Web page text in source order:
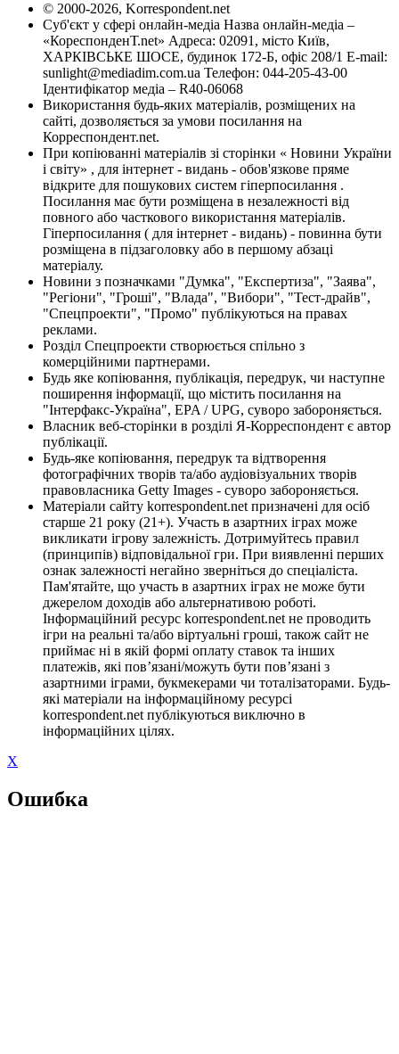
© 2000-2026, Korrespondent.net
Суб'єкт у сфері онлайн-медіа Назва онлайн-медіа –
«КореспонденТ.net» Адреса: 02091, місто Київ,
ХАРКІВСЬКЕ ШОСЕ, будинок 172-Б, офіс 208/1 E-mail:
sunlight@mediadim.com.ua Телефон: 044-205-43-00
Ідентифікатор медіа – R40-06068
Використання будь-яких матеріалів, розміщених на
сайті, дозволяється за умови посилання на
Корреспондент.net.
При копіюванні матеріалів зі сторінки « Новини України
і світу» , для інтернет - видань - обов'язкове пряме
відкрите для пошукових систем гіперпосилання .
Посилання має бути розміщена в незалежності від
повного або часткового використання матеріалів.
Гіперпосилання ( для інтернет - видань) - повинна бути
розміщена в підзаголовку або в першому абзаці
матеріалу.
Новини з позначками "Думка", "Експертиза", "Заява",
"Регіони", "Гроші", "Влада", "Вибори", "Тест-драйв",
"Спецпроекти", "Промо" публікуються на правах
реклами.
Розділ Спецпроекти створюється спільно з
комерційними партнерами.
Будь яке копіювання, публікація, передрук, чи наступне
поширення інформації, що містить посилання на
"Інтерфакс-Україна", EPA / UPG, суворо забороняється.
Власник веб-сторінки в розділі Я-Корреспондент є автор
публікації.
Будь-яке копіювання, передрук та відтворення
фотографічних творів та/або аудіовізуальних творів
правовласника Getty Images - суворо забороняється.
Матеріали сайту korrespondent.net призначені для осіб
старше 21 року (21+). Участь в азартних іграх може
викликати ігрову залежність. Дотримуйтесь правил
(принципів) відповідальної гри. При виявленні перших
ознак залежності негайно зверніться до спеціаліста.
Пам'ятайте, що участь в азартних іграх не може бути
джерелом доходів або альтернативою роботі.
Інформаційний ресурс korrespondent.net не проводить
ігри на реальні та/або віртуальні гроші, також сайт не
приймає ні в якій формі оплату ставок та інших
платежів, які пов’язані/можуть бути пов’язані з
азартними іграми, букмекерами чи тоталізаторами. Будь-
які матеріали на інформаційному ресурсі
korrespondent.net публікуються виключно в
інформаційних цілях.
X
Ошибка